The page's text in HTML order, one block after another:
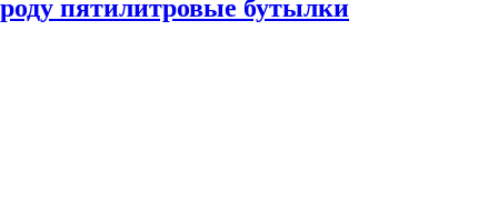
пятилитровые бутылки